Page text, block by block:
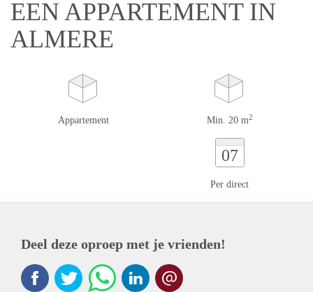
EEN APPARTEMENT IN
ALMERE
Appartement Min. 20 m2
07
Per direct
Deel deze oproep met je vrienden!